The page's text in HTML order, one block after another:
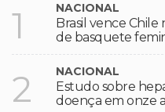
1 NACIONAL
Brasil vence Chile
de basquete
2 NACIONAL
Estudo sobre
doença em onze